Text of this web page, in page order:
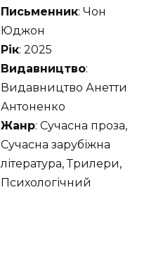
Письменник: Чон
Юджон
Рік: 2025
Видавництво:
Видавництво Анетти
Антоненко
Жанр: Сучасна проза,
Сучасна зарубіжна
література, Трилери,
Психологічний